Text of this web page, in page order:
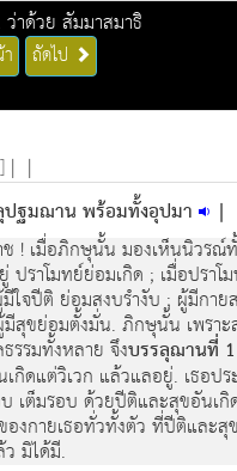
าด้วย สัมมาสมาธิ
ถัดไป
| |
ปฐมฌาน พร้อมทั้งอุปมา |
ช ! เมื่อภิกษุนั้น มองเห็นนิวรณ์
ปราโมทย์ย่อมเกิด ; เมื่อปราโ
ใจปีติ ย่อมสงบรำงับ ; ผู้มีกาย
สุขย่อมตั้งมั่น. ภิกษุนั้น เพราะ
รรมทั้งหลาย จึงบรรลุฌานที่ 1
กิดแต่วิเวก แล้วแลอยู่. เธอป
เต็มรอบ ด้วยปีติและสุขอันเกิ
งกายเธอทั่วทั้งตัว ที่ปีติและสุ
มิได้มี.